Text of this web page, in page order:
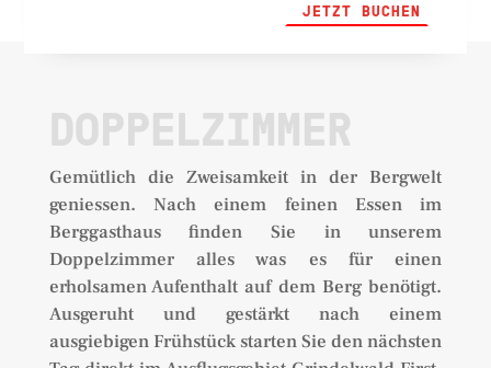
JETZT BUCHEN
DOPPELZIMMER
Gemütlich die Zweisamkeit in der Bergwelt
geniessen. Nach einem feinen Essen im
Berggasthaus finden Sie in unserem
Doppelzimmer alles was es für einen
erholsamen Aufenthalt auf dem Berg benötigt.
Ausgeruht und gestärkt nach einem
ausgiebigen Frühstück starten Sie den nächsten